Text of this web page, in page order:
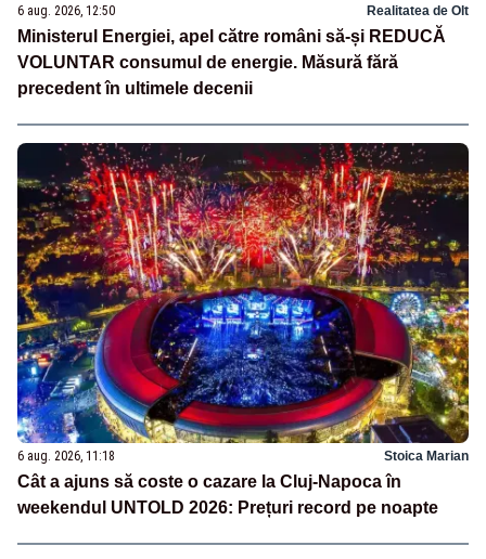
6 aug. 2026, 12:50 Realitatea de Olt
Ministerul Energiei, apel către români să-și REDUCĂ
VOLUNTAR consumul de energie. Măsură fără
precedent în ultimele decenii
6 aug. 2026, 11:18 Stoica Marian
Cât a ajuns să coste o cazare la Cluj-Napoca în
weekendul UNTOLD 2026: Prețuri record pe noapte